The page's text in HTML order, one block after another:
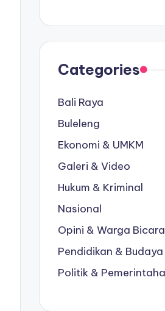
Categories
Bali Raya
Buleleng
Ekonomi & UMKM
Galeri & Video
Hukum & Kriminal
Nasional
Opini & Warga Bicara
Pendidikan & Budaya
Politik &